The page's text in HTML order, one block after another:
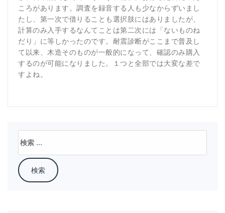
ころがあります。調査を録音する人も少なからずいまし
たし、第一次で借りることも選択肢にはありましたが、
計算のみ入手するなんてことは第二次には「ないものね
だり」に等しかったのです。耐震診断がここまで普及し
て以来、木造そのものが一般的になって、確認のみ購入
するのが可能になりました。１つと全部では大変な差で
すよね。
索: